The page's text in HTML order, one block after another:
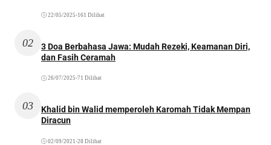
22/05/2025 •161 Dilihat
02
3 Doa Berbahasa Jawa: Mudah Rezeki, Keamanan Diri,
dan Fasih Ceramah
26/07/2025 •71 Dilihat
03
Khalid bin Walid memperoleh Karomah Tidak Mempan
Diracun
02/09/2021 •28 Dilihat